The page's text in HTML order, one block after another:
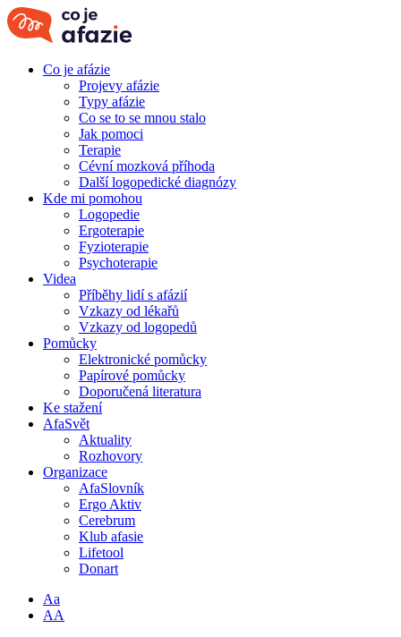
Co je afázie
Projevy afázie
Typy afázie
Co se to se mnou stalo
Jak pomoci
Terapie
Cévní mozková příhoda
Další logopedické diagnózy
Kde mi pomohou
Logopedie
Ergoterapie
Fyzioterapie
Psychoterapie
Videa
Příběhy lidí s afázií
Vzkazy od lékařů
Vzkazy od logopedů
Pomůcky
Elektronické pomůcky
Papírové pomůcky
Doporučená literatura
Ke stažení
AfaSvět
Aktuality
Rozhovory
Organizace
AfaSlovník
Ergo Aktiv
Cerebrum
Klub afasie
Lifetool
Donart
Aa
AA